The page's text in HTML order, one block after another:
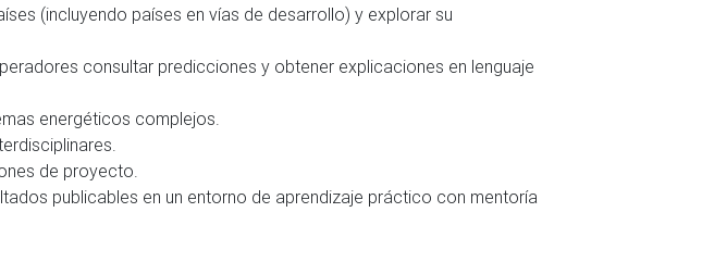
(incluyendo países en vías de desarrollo) y explorar su
consultar predicciones y obtener explicaciones en lenguaje
energéticos complejos.
de proyecto.
publicables en un entorno de aprendizaje práctico con mentoría